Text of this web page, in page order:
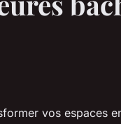
vos espaces